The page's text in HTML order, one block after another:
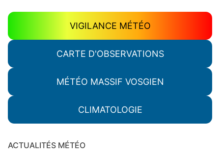
VIGILANCE MÉTÉO
CARTE D'OBSERVATIONS
MÉTÉO MASSIF VOSGIEN
CLIMATOLOGIE
ACTUALITÉS MÉTÉO